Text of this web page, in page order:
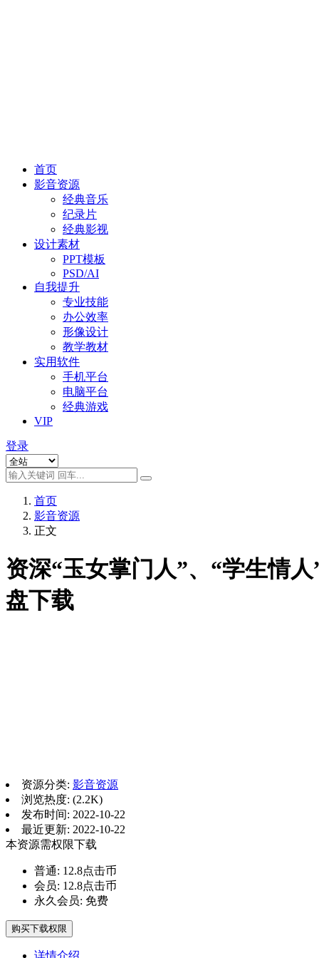
首页
影音资源
经典音乐
纪录片
经典影视
设计素材
PPT模板
PSD/AI
自我提升
专业技能
办公效率
形像设计
教学教材
实用软件
手机平台
电脑平台
经典游戏
VIP
登录
首页
影音资源
正文
资深“玉女掌门人”、“学生情
盘下载
资源分类: 影音资源
浏览热度: (2.2K)
发布时间: 2022-10-22
最近更新: 2022-10-22
本资源需权限下载
普通: 12.8点击币
会员: 12.8点击币
永久会员: 免费
购买下载权限
详情介绍